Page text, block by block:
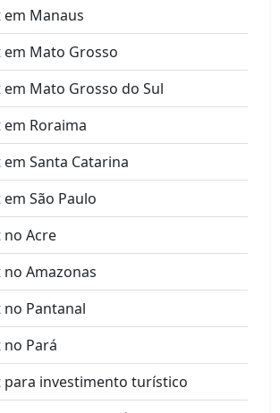
Manaus
Mato Grosso
Mato Grosso do Sul
Roraima
Santa Catarina
São Paulo
Acre
Amazonas
Pantanal
Pará
para investimento turístico